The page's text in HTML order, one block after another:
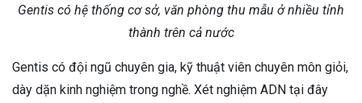
Gentis có hệ thống cơ sở, văn phòng thu mẫu ở nhiều tỉnh
thành trên cả nước
Gentis có đội ngũ chuyên gia, kỹ thuật viên chuyên môn giỏi,
dày dặn kinh nghiệm trong nghề. Xét nghiệm ADN tại đây